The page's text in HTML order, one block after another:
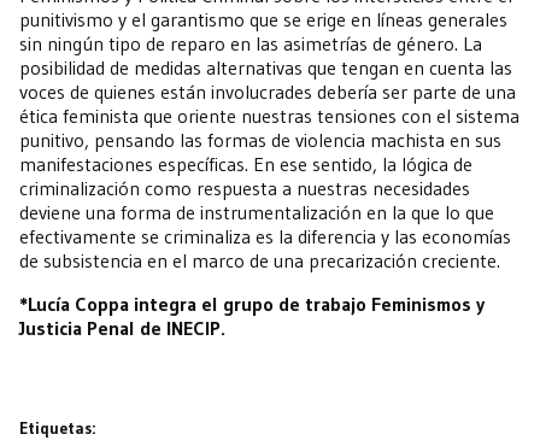
punitivismo y el garantismo que se erige en líneas generales
sin ningún tipo de reparo en las asimetrías de género. La
posibilidad de medidas alternativas que tengan en cuenta las
voces de quienes están involucrades debería ser parte de una
ética feminista que oriente nuestras tensiones con el sistema
punitivo, pensando las formas de violencia machista en sus
manifestaciones específicas. En ese sentido, la lógica de
criminalización como respuesta a nuestras necesidades
deviene una forma de instrumentalización en la que lo que
efectivamente se criminaliza es la diferencia y las economías
de subsistencia en el marco de una precarización creciente.
*Lucía Coppa integra el grupo de trabajo Feminismos y
Justicia Penal de INECIP.
Etiquetas: